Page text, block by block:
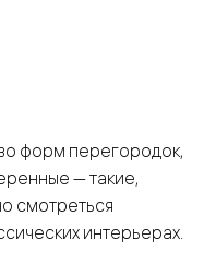
форм перегородок,
— такие,
смотреться
интерьерах.